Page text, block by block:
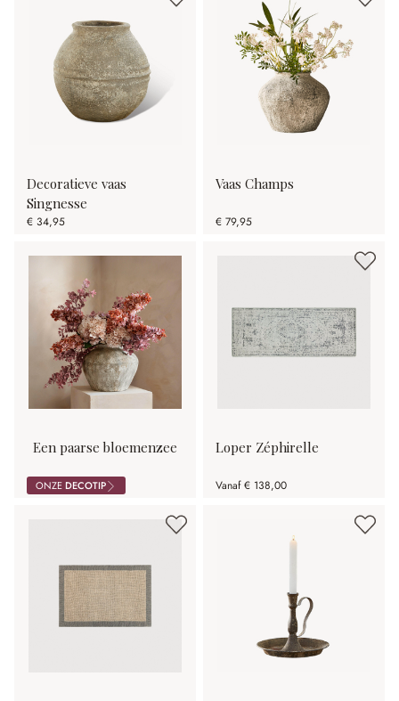
Decoratieve vaas
Singnesse
€ 34,95
Vaas Champs
€ 79,95
ONZEDECOTIP
Een paarse bloemenzee Loper Zéphirelle
Vanaf € 138,00